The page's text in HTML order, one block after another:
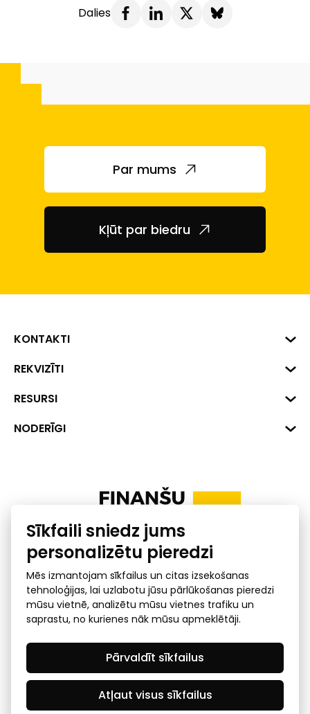
Dalies
Par mums
Kļūt par biedru
KONTAKTI
Biznesa centrs "VERDE" Roberta
1045
+371 287 18175
REKVIZĪTI
Reģ. Nr. 40008002175
Banka: SEB Banka
RESURSI
Dati
Uzņēmumu kredītspējas kalkulators
NODERĪGI
Ombuds
Privātuma politika
GDPR subjekta piekļuves
pieprasījums
© 2026 Latvijas Finanšu nozares asociācija - visas tiesības
rezervētas
Sīkfaili sniedz jums
personalizētu pieredzi
Mēs izmantojam sīkfailus un citas izsekošanas
tehnoloģijas, lai uzlabotu jūsu pārlūkošanas pieredzi
mūsu vietnē, analizētu mūsu vietnes trafiku un
saprastu, no kurienes nāk mūsu apmeklētāji.
Atļaut visus sīkfailus
Pārvaldīt sīkfailus